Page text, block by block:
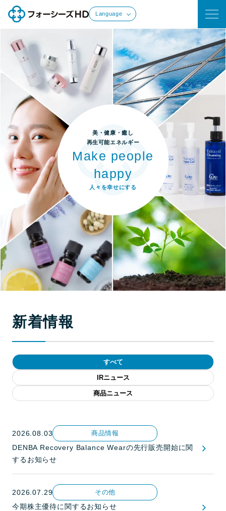
Language
美・健康・癒し
再生可能エネルギー
Make people
happy
人々を幸せにする
新着情報
すべて
IRニュース
商品ニュース
2026.08.03 商品情報
DENBA Recovery Balance Wearの先行販売開始に関
するお知らせ
2026.07.29 その他
今期株主優待に関するお知らせ